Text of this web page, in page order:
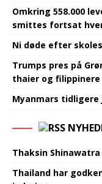
Omkring 558.000
smittes fortsat
Ni døde efter
Trumps pres på
thaier og filippinere
Myanmars
Thaksin
Thailand har